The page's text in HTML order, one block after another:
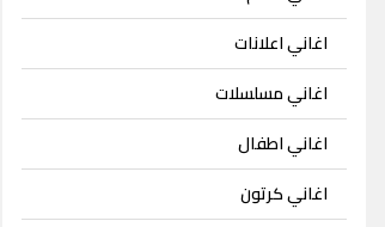
اغاني اعلانات
اغاني مسلسلات
اغاني اطفال
اغاني كرتون